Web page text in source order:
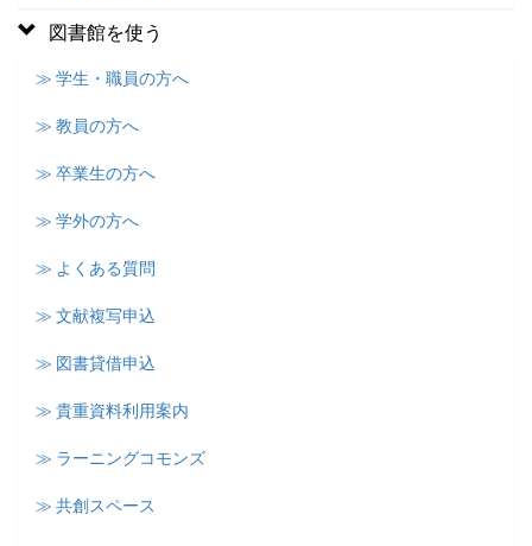
図書館を使う
≫ 学生・職員の方へ
≫ 教員の方へ
≫ 卒業生の方へ
≫ 学外の方へ
≫ よくある質問
≫ 文献複写申込
≫ 図書貸借申込
≫ 貴重資料利用案内
≫ ラーニングコモンズ
≫ 共創スペース